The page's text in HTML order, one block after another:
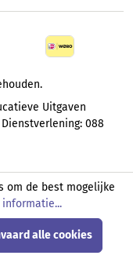
Uitgaven
088
om de best mogelijke
informatie...
alle cookies